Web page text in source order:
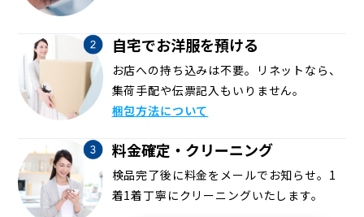
自宅でお洋服を預ける
お店への持ち込みは不要。リネットなら、
集荷手配や伝票記入もいりません。
梱包方法について
料金確定・クリーニング
検品完了後に料金をメールでお知らせ。1
着1着丁寧にクリーニングいたします。